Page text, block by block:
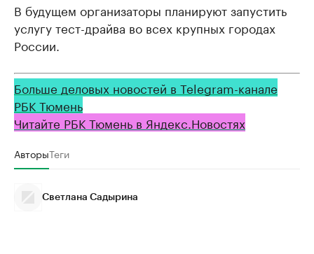
В будущем организаторы планируют запустить
услугу тест-драйва во всех крупных городах
России.
Больше деловых новостей в Telegram-канале
РБК Тюмень
Читайте РБК Тюмень в Яндекс.Новостях
АвторыТеги
Светлана Садырина